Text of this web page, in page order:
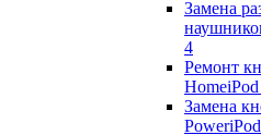
Замена
4
Ремонт
Home
Замена
Power